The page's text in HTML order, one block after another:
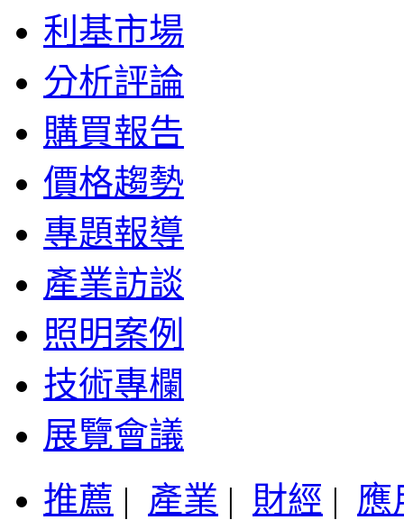
利基市場
分析評論
購買報告
價格趨勢
專題報導
產業訪談
照明案例
技術專欄
展覽會議
推薦 | 產業 | 財經 | 應